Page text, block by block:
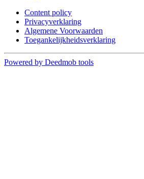
Content policy
Privacyverklaring
Algemene Voorwaarden
Toegankelijkheidsverklaring
Powered by Deedmob tools